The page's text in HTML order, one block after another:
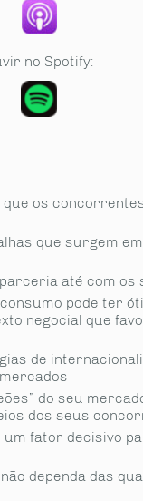
no Spotify:
os
que surgem
até com
pode ter
negocial que
de
do seu
dos seus
fator deci­sivo
dependa das